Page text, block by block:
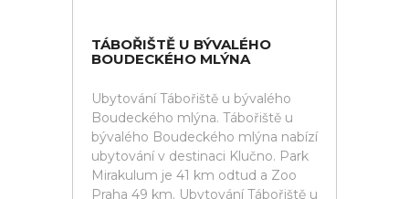
TÁBOŘIŠTĚ U BÝVALÉHO
BOUDECKÉHO MLÝNA
Ubytování Tábořiště u bývalého
Boudeckého mlýna. Tábořiště u
bývalého Boudeckého mlýna nabízí
ubytování v destinaci Klučno. Park
Mirakulum je 41 km odtud a Zoo
Praha 49 km. Ubytování Tábořiště u